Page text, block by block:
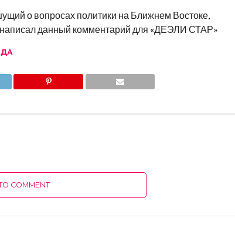
о вопросах политики на Ближнем Востоке,
данный комментарий для «ДЕЭЛИ СТАР»
COMMENT